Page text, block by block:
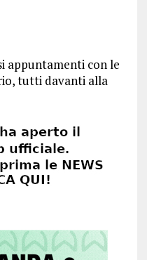
appuntamenti con le
tutti davanti alla